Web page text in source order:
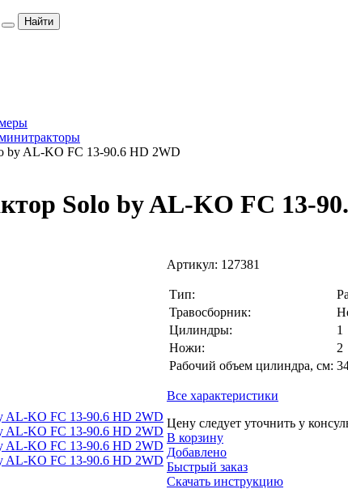
by AL-KO FC 13-90.6 HD 2WD
Solo by AL-KO FC 13-
Артикул: 127381
Тип:
Травосборник:
Цилиндры:
1
Ножи:
2
Рабочий объем цилиндра, см:
Все характеристики
Цену следует уточнить у
В корзину
Добавлено
Быстрый заказ
Скачать инструкцию